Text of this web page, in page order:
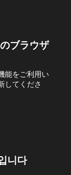
ブラウザ
能をご利用い
してくださ
니다